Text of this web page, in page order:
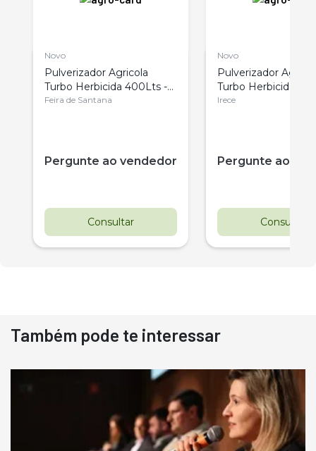
Novo
Pulverizador Agricola
Turbo Herbicida 400Lts -
Lmc
Feira de Santana
Pergunte ao vendedor
Consultar
Novo
Pulverizador
Turbo Herbicida
Lmc
Irece
Pergunte ao
Consultar
Também pode te interessar